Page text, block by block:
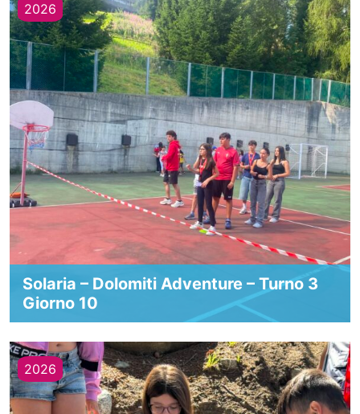
2026
Solaria – Dolomiti Adventure – Turno 3
Giorno 10
2026